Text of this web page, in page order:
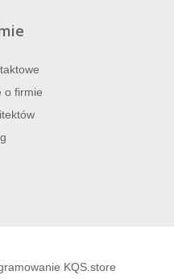
o firmie
KQS.store